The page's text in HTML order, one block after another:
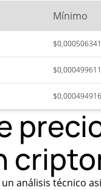
Mínimo
análisis técnico